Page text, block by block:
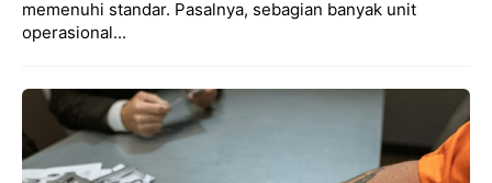
memenuhi standar. Pasalnya, sebagian banyak unit
operasional...